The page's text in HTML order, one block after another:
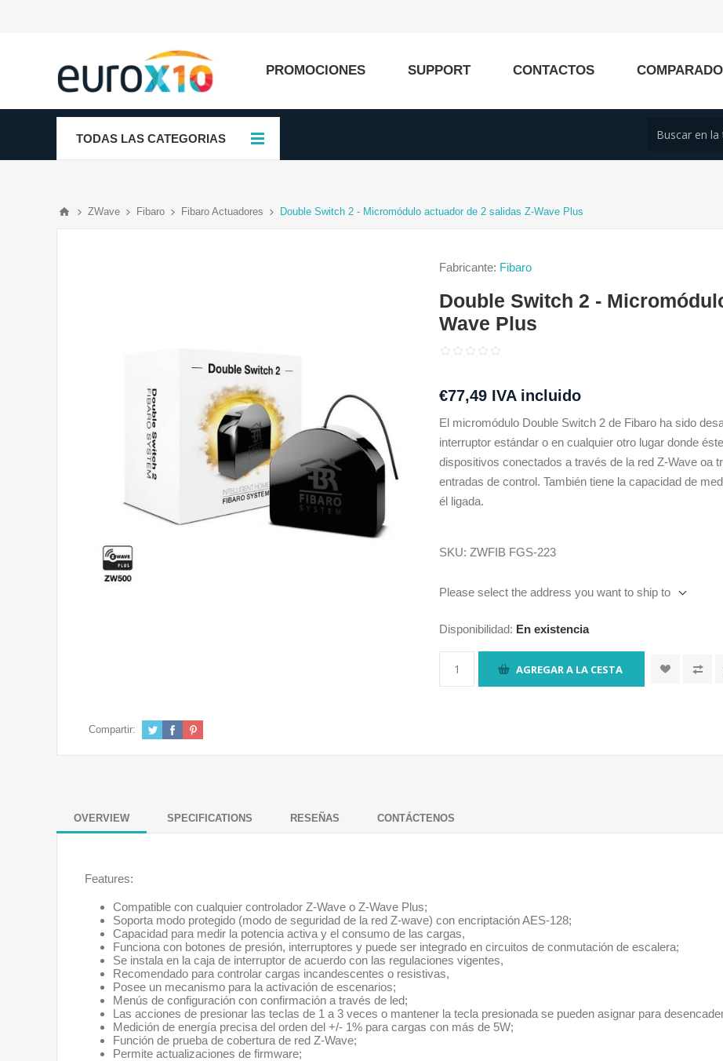
PROMOCIONES SUPPORT CONTACTOS
TODAS LAS CATEGORIAS
ZWave Fibaro Fibaro Actuadores Double Switch 2 - Micromódulo actuador de 2 salidas Z-Wave Plus
Fabricante: Fibaro
Double Switch 2 -
Wave Plus
€77,49 IVA incluido
El micromódulo Double Switch 2 de Fibaro ha sido
interruptor estándar o en cualquier otro lugar donde
dispositivos conectados a través de la red Z-Wave oa
entradas de control. También tiene la capacidad de
él ligada.
SKU: ZWFIB FGS-223
Please select the address you want to ship to
Disponibilidad: En existencia
AGREGAR A LA CESTA
Compartir:
OVERVIEW SPECIFICATIONS RESEÑAS CONTÁCTENOS
Features:
Compatible con cualquier controlador Z-Wave o Z-Wave Plus;
Soporta modo protegido (modo de seguridad de la red Z-wave) con encriptación AES-128;
Capacidad para medir la potencia activa y el consumo de las cargas,
Funciona con botones de presión, interruptores y puede ser integrado en circuitos de conmutación de escalera;
Se instala en la caja de interruptor de acuerdo con las regulaciones vigentes,
Recomendado para controlar cargas incandescentes o resistivas,
Posee un mecanismo para la activación de escenarios;
Menús de configuración con confirmación a través de led;
Las acciones de presionar las teclas de 1 a 3 veces o mantener la tecla presionada se pueden asignar para
Medición de energía precisa del orden del +/- 1% para cargas con más de 5W;
Función de prueba de cobertura de red Z-Wave;
Permite actualizaciones de firmware;